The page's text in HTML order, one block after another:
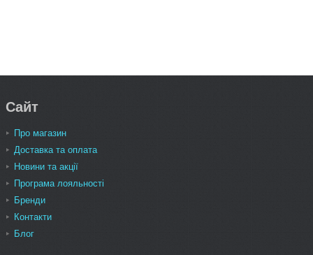
Сайт
Про магазин
Доставка та оплата
Новини та акції
Програма лояльності
Бренди
Контакти
Блог